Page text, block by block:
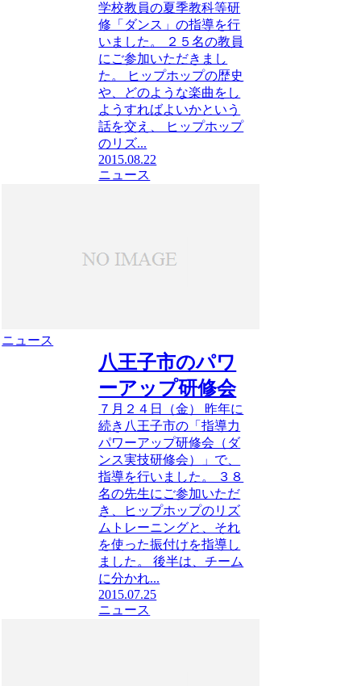
学校教員の夏季教科等研
修「ダンス」の指導を行
いました。 ２５名の教員
にご参加いただきまし
た。 ヒップホップの歴史
や、どのような楽曲をし
ようすればよいかという
話を交え、 ヒップホップ
のリズ...
2015.08.22
ニュース
ニュース
八王子市のパワ
ーアップ研修会
７月２４日（金） 昨年に
続き八王子市の「指導力
パワーアップ研修会（ダ
ンス実技研修会）」で、
指導を行いました。 ３８
名の先生にご参加いただ
き、ヒップホップのリズ
ムトレーニングと、それ
を使った振付けを指導し
ました。 後半は、チーム
に分かれ...
2015.07.25
ニュース